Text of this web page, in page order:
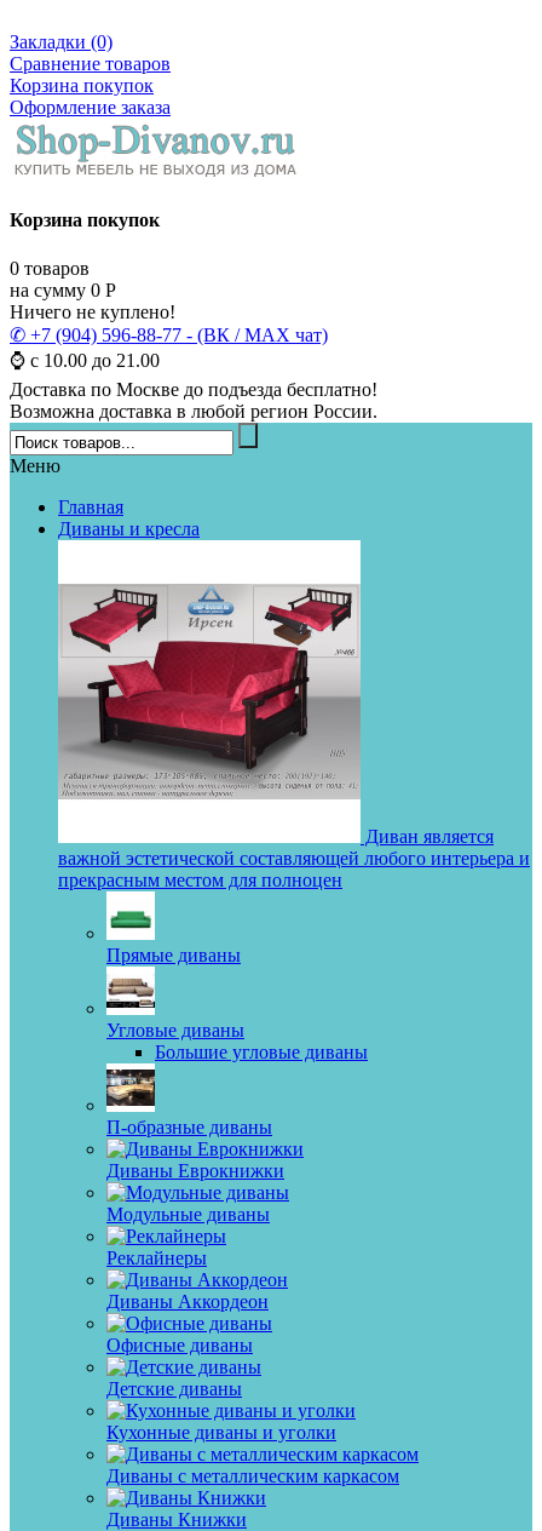
Закладки (0)
Сравнение товаров
Корзина покупок
Оформление заказа
Корзина покупок
0 товаров
на сумму 0 Р
Ничего не куплено!
✆ +7 (904) 596-88-77 - (ВК / MAX чат)
⌚ с 10.00 до 21.00
Доставка по Москве до подъезда бесплатно!
Возможна доставка в любой регион России.
Меню
Главная
Диваны и кресла
Диван является
важной эстетической составляющей любого интерьера и
прекрасным местом для полноцен
Прямые диваны
Угловые диваны
Большие угловые диваны
П-образные диваны
Диваны Еврокнижки
Модульные диваны
Реклайнеры
Диваны Аккордеон
Офисные диваны
Детские диваны
Кухонные диваны и уголки
Диваны с металлическим каркасом
Диваны Книжки